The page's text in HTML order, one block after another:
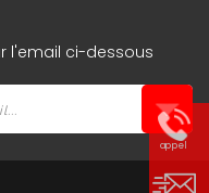
l'email ci-dessous
appel